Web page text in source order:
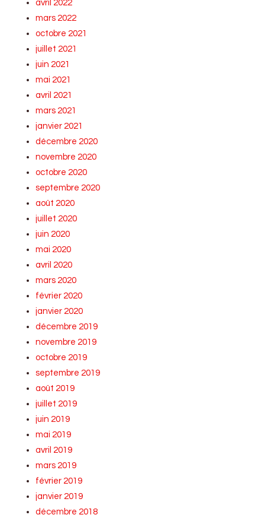
avril 2022
mars 2022
octobre 2021
juillet 2021
juin 2021
mai 2021
avril 2021
mars 2021
janvier 2021
décembre 2020
novembre 2020
octobre 2020
septembre 2020
août 2020
juillet 2020
juin 2020
mai 2020
avril 2020
mars 2020
février 2020
janvier 2020
décembre 2019
novembre 2019
octobre 2019
septembre 2019
août 2019
juillet 2019
juin 2019
mai 2019
avril 2019
mars 2019
février 2019
janvier 2019
décembre 2018